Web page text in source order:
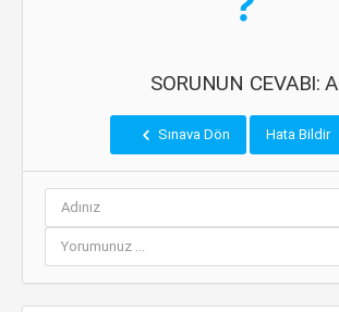
SORUNUN CEVABI: A
Sınava Dön Hata Bildir